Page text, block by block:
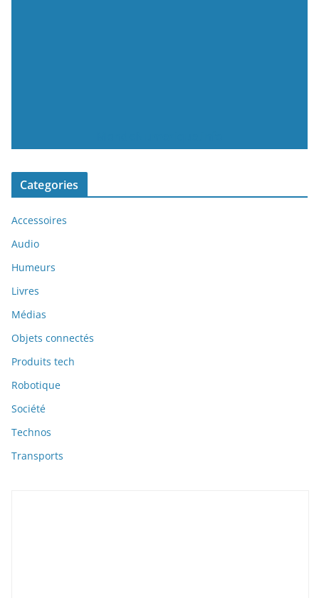
Categories
Accessoires
Audio
Humeurs
Livres
Médias
Objets connectés
Produits tech
Robotique
Société
Technos
Transports